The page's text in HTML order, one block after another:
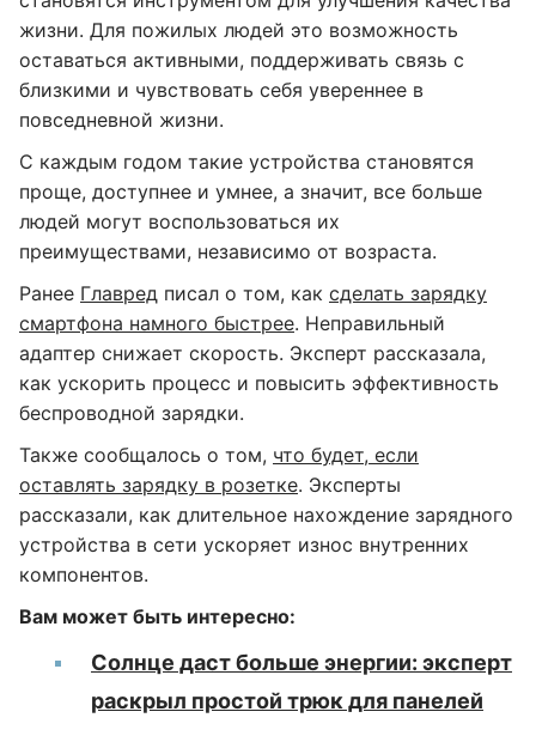
жизни. Для пожилых людей это возможность
оставаться активными, поддерживать связь с
близкими и чувствовать себя увереннее в
повседневной жизни.
С каждым годом такие устройства становятся
проще, доступнее и умнее, а значит, все больше
людей могут воспользоваться их
преимуществами, независимо от возраста.
Ранее Главред писал о том, как сделать зарядку
смартфона намного быстрее. Неправильный
адаптер снижает скорость. Эксперт рассказала,
как ускорить процесс и повысить эффективность
беспроводной зарядки.
Также сообщалось о том, что будет, если
оставлять зарядку в розетке. Эксперты
рассказали, как длительное нахождение зарядного
устройства в сети ускоряет износ внутренних
компонентов.
Вам может быть интересно:
Солнце даст больше энергии: эксперт
раскрыл простой трюк для панелей